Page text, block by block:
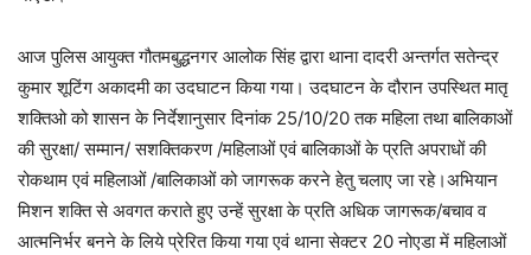
आज पुलिस आयुक्त गौतमबुद्धनगर आलोक सिंह द्वारा थाना दादरी अन्तर्गत सतेन्द्र
कुमार शूटिंग अकादमी का उदघाटन किया गया। उदघाटन के दौरान उपस्थित मातृ
शक्तिओ को शासन के निर्देशानुसार दिनांक 25/10/20 तक महिला तथा बालिकाओं
की सुरक्षा/ सम्मान/ सशक्तिकरण /महिलाओं एवं बालिकाओं के प्रति अपराधों की
रोकथाम एवं महिलाओं /बालिकाओं को जागरूक करने हेतु चलाए जा रहे।अभियान
मिशन शक्ति से अवगत कराते हुए उन्हें सुरक्षा के प्रति अधिक जागरूक/बचाव व
आत्मनिर्भर बनने के लिये प्रेरित किया गया एवं थाना सेक्टर 20 नोएडा में महिलाओं